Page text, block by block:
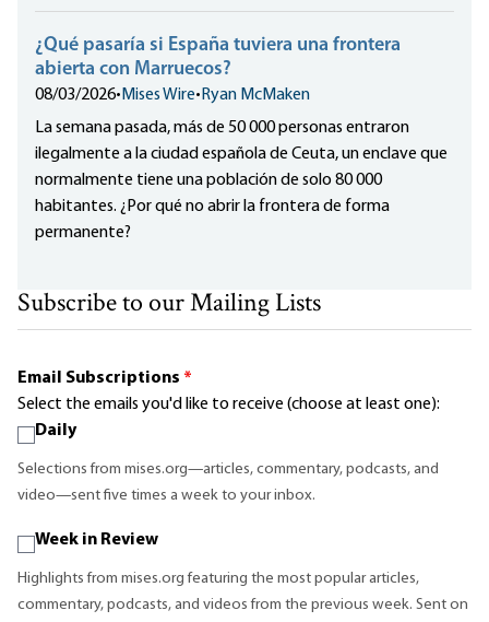
¿Qué pasaría si España tuviera una frontera
abierta con Marruecos?
08/03/2026• Mises Wire• Ryan McMaken
La semana pasada, más de 50 000 personas entraron
ilegalmente a la ciudad española de Ceuta, un enclave que
normalmente tiene una población de solo 80 000
habitantes. ¿Por qué no abrir la frontera de forma
permanente?
Subscribe to our Mailing Lists
Email Subscriptions *
Select the emails you'd like to receive (choose at least one):
Daily
Selections from mises.org—articles, commentary, podcasts, and
video—sent five times a week to your inbox.
Week in Review
Highlights from mises.org featuring the most popular articles,
commentary, podcasts, and videos from the previous week. Sent on